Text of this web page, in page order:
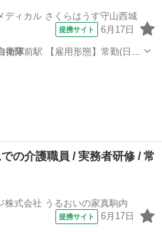
ディカル さくらはうす守山西城
提携サイト 6月17日
衛隊前駅 【雇用形態】常勤(日勤
の介護職員 / 実務者研修 / 常
株式会社 うるおいの家真駒内
提携サイト 6月17日